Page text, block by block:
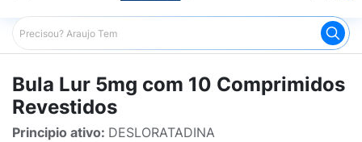
Araujo Bulário Araujo Lur 5mg com 10 Comprimidos
Bula Lur 5mg com 10 Comprimidos
Revestidos
Principio ativo: DESLORATADINA